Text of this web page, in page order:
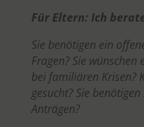
Für Eltern: Ich
Sie benötigen ein
Fragen? Sie
bei familiären Krisen?
gesucht? Sie
Anträgen?